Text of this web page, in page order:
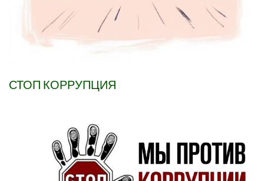
СТОП КОРРУПЦИЯ